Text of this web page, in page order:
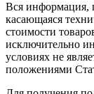
Вся информация,
касающаяся
стоимости
исключительно
условиях не
положениями